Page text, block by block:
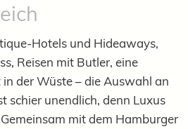
Hotels und Hideaways,
Reisen mit Butler, eine
der Wüste – die Auswahl an
schier unendlich, denn Luxus
mit dem Hamburger